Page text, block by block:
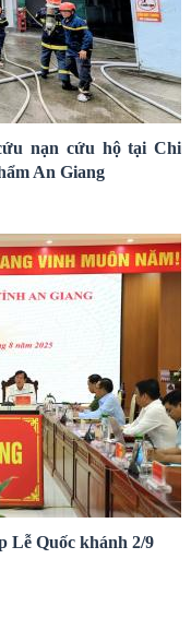
nạn cứu hộ tại Chi
An Giang
Lễ Quốc khánh 2/9